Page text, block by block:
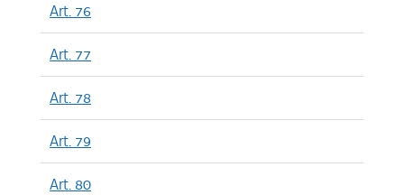
Art. 76
Art. 77
Art. 78
Art. 79
Art. 80